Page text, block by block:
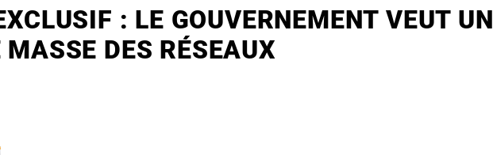
: LE GOUVERNEMENT VEUT UN
DES RÉSEAUX